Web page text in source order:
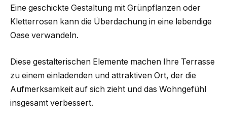
Eine geschickte Gestaltung mit Grünpflanzen oder
Kletterrosen kann die Überdachung in eine lebendige
Oase verwandeln.
Diese gestalterischen Elemente machen Ihre Terrasse
zu einem einladenden und attraktiven Ort, der die
Aufmerksamkeit auf sich zieht und das Wohngefühl
insgesamt verbessert.